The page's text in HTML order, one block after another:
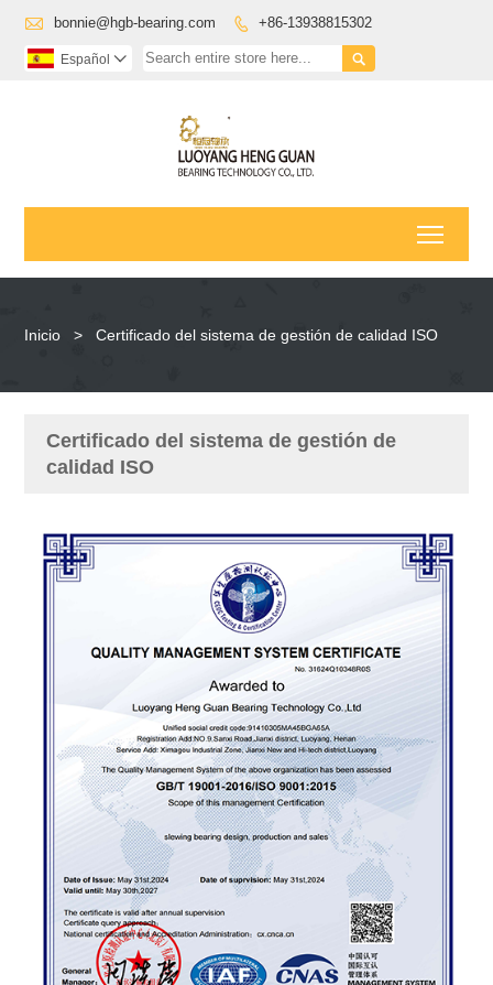
 bonnie@hgb-bearing.com  +86-13938815302

Español 
Inicio > Certificado del sistema de gestión de calidad ISO
Certificado del sistema de gestión de
calidad ISO